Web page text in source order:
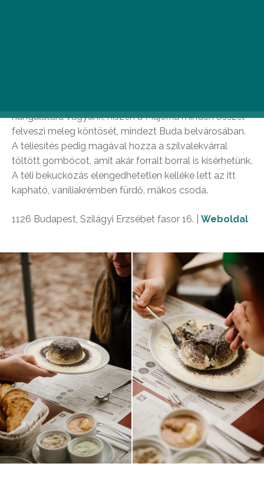
hangulatára vágyunk, hiszen a Majorka minden ősszel
felveszi meleg köntösét, mindezt Buda belvárosában.
A téliesítés pedig magával hozza a szilvalekvárral
töltött gombócot, amit akár forralt borral is kísérhetünk.
A téli bekuckózás elengedhetetlen kelléke lett az itt
kapható, vaníliakrémben fürdő, mákos csoda.
1126 Budapest, Szilágyi Erzsébet fasor 16. | Weboldal